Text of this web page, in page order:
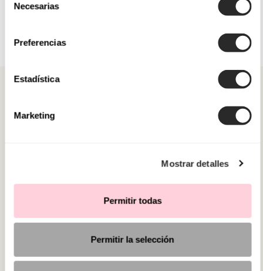
Necesarias
Preferencias
Estadística
Marketing
Mostrar detalles
Permitir todas
Permitir la selección
HAI BISOGNO DI AIUTO?
PUNTI VENDITA